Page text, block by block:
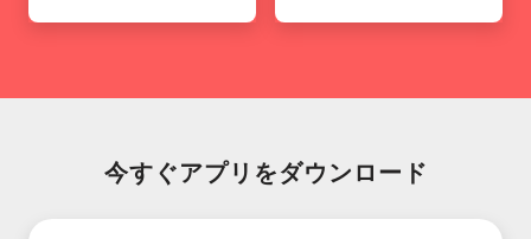
今すぐアプリをダウンロード